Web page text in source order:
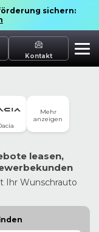
sichern:
Kontakt
Mehr
anzeigen
leasen,
Ihr Wunschrauto